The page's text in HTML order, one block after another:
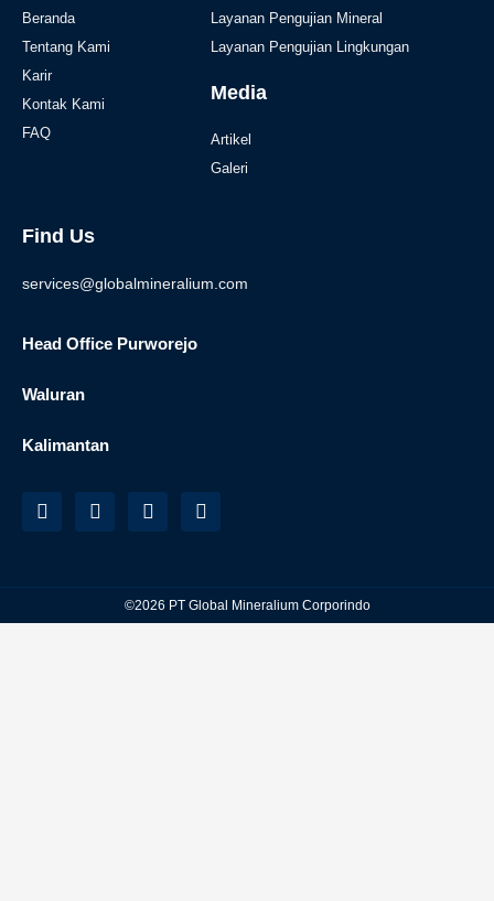
Beranda
Tentang Kami
Karir
Kontak Kami
FAQ
Layanan Pengujian Mineral
Layanan Pengujian Lingkungan
Media
Artikel
Galeri
Find Us
services@globalmineralium.com
Head Office Purworejo
Waluran
Kalimantan
©2026 PT Global Mineralium Corporindo